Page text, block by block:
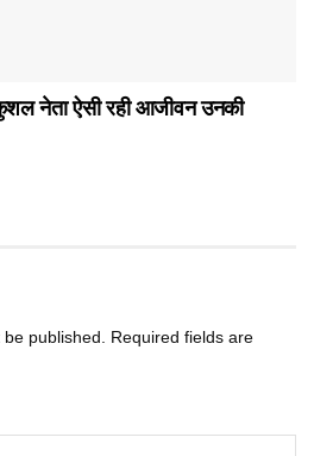
नेता ऐसी रही आजीवन उनकी
published.
Required fields are